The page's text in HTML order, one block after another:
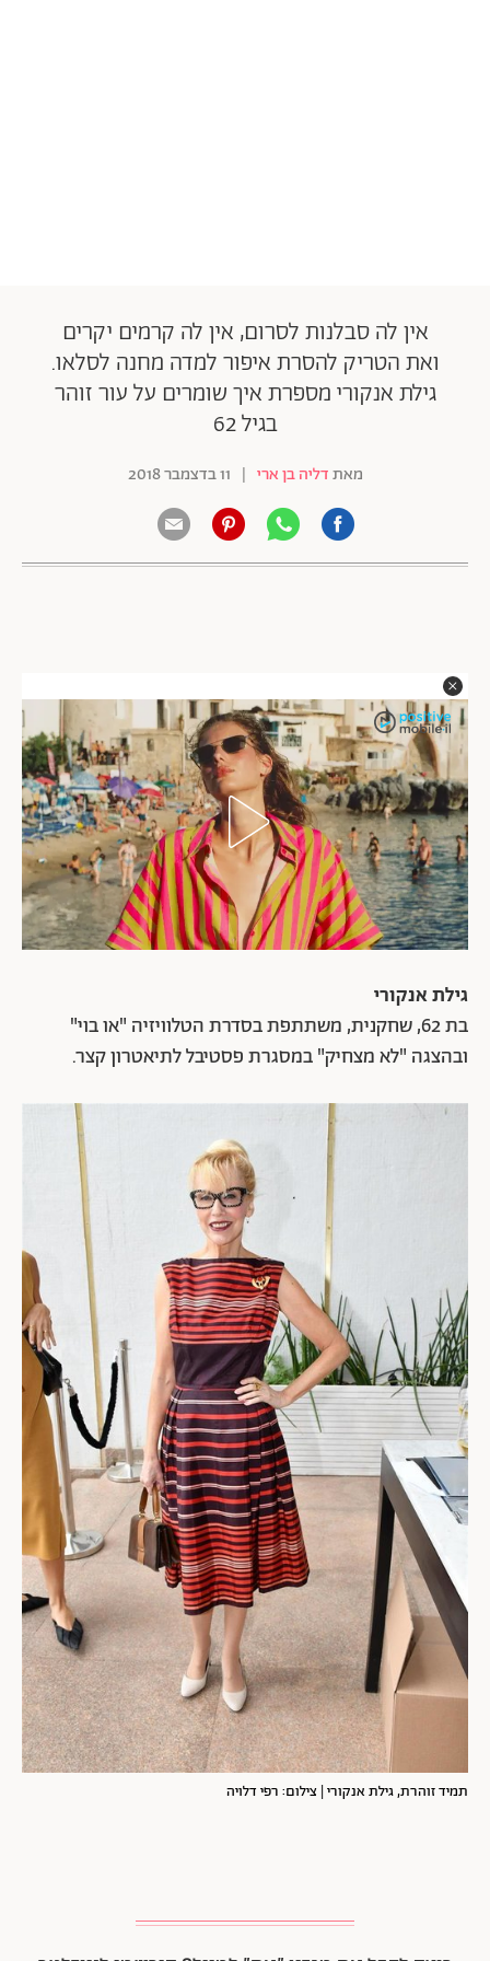
אין לה סבלנות לסרום, אין לה קרמים יקרים
ואת הטריק להסרת איפור למדה מחנה לסלאו.
גילת אנקורי מספרת איך שומרים על עור זוהר
בגיל 62
מאתדליה בן ארי | 11 בדצמבר 2018
גילת אנקורי
בת 62, שחקנית, משתתפת בסדרת הטלוויזיה "או בוי"
ובהצגה "לא מצחיק" במסגרת פסטיבל לתיאטרון קצר.
תמיד זוהרת, גילת אנקורי | צילום: רפי דלויה